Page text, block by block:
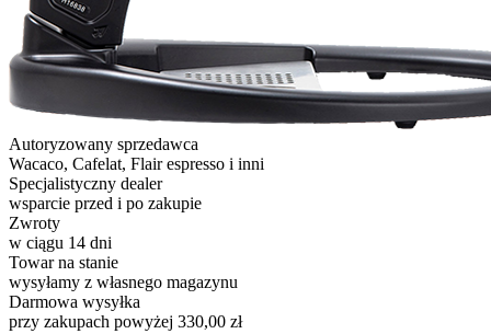
Autoryzowany sprzedawca
Wacaco, Cafelat, Flair espresso i inni
Specjalistyczny dealer
wsparcie przed i po zakupie
Zwroty
w ciągu 14 dni
Towar na stanie
wysyłamy z własnego magazynu
Darmowa wysyłka
przy zakupach powyżej 330,00 zł